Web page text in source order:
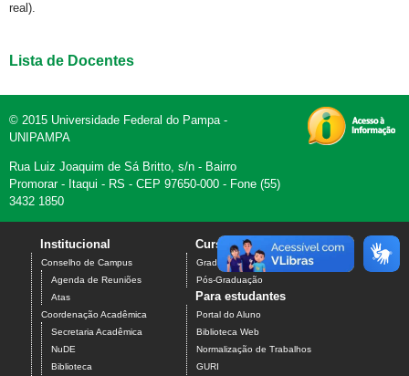
real).
Lista de Docentes
© 2015 Universidade Federal do Pampa -
UNIPAMPA
Rua Luiz Joaquim de Sá Britto, s/n - Bairro
Promorar - Itaqui - RS - CEP 97650-000 - Fone (55)
3432 1850
Institucional
Conselho de Campus
Agenda de Reuniões
Atas
Coordenação Acadêmica
Secretaria Acadêmica
NuDE
Biblioteca
Cursos
Graduação
Pós-Graduação
Contato
Para estudantes
Portal do Aluno
Biblioteca Web
Normalização de Trabalhos
GURI